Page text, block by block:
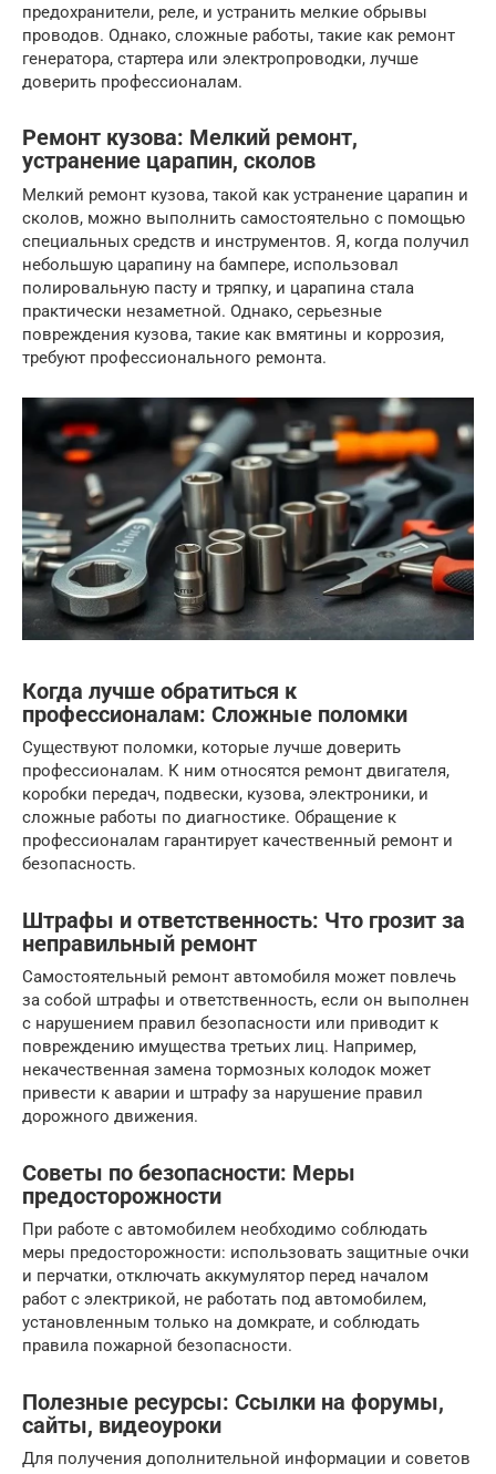
предохранители, реле, и устранить мелкие обрывы
проводов. Однако, сложные работы, такие как ремонт
генератора, стартера или электропроводки, лучше
доверить профессионалам.
Ремонт кузова: Мелкий ремонт,
устранение царапин, сколов
Мелкий ремонт кузова, такой как устранение царапин и
сколов, можно выполнить самостоятельно с помощью
специальных средств и инструментов. Я, когда получил
небольшую царапину на бампере, использовал
полировальную пасту и тряпку, и царапина стала
практически незаметной. Однако, серьезные
повреждения кузова, такие как вмятины и коррозия,
требуют профессионального ремонта.
Когда лучше обратиться к
профессионалам: Сложные поломки
Существуют поломки, которые лучше доверить
профессионалам. К ним относятся ремонт двигателя,
коробки передач, подвески, кузова, электроники, и
сложные работы по диагностике. Обращение к
профессионалам гарантирует качественный ремонт и
безопасность.
Штрафы и ответственность: Что грозит за
неправильный ремонт
Самостоятельный ремонт автомобиля может повлечь
за собой штрафы и ответственность, если он выполнен
с нарушением правил безопасности или приводит к
повреждению имущества третьих лиц. Например,
некачественная замена тормозных колодок может
привести к аварии и штрафу за нарушение правил
дорожного движения.
Советы по безопасности: Меры
предосторожности
При работе с автомобилем необходимо соблюдать
меры предосторожности: использовать защитные очки
и перчатки, отключать аккумулятор перед началом
работ с электрикой, не работать под автомобилем,
установленным только на домкрате, и соблюдать
правила пожарной безопасности.
Полезные ресурсы: Ссылки на форумы,
сайты, видеоуроки
Для получения дополнительной информации и советов